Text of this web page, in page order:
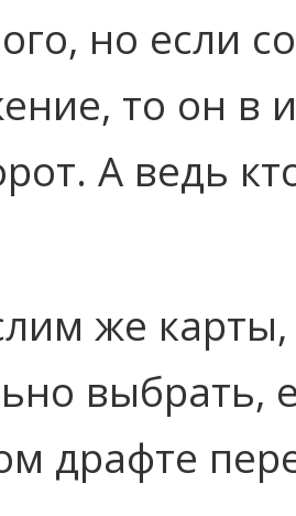
но если
то он в
А ведь
же
выбрать,
драфте